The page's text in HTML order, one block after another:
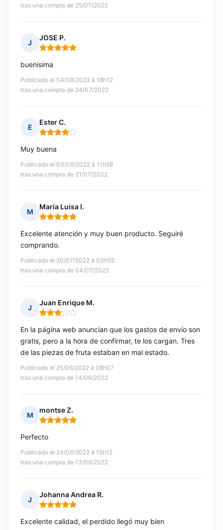
tras una compra de 25/07/2022
J
JOSE P.
Nota: 5 de 5
Publicado el 04/08/2022 à 18h12
tras una compra de 24/07/2022
buenisima
E
Ester C.
Nota: 4 de 5
Publicado el 03/08/2022 à 11h58
tras una compra de 21/07/2022
Muy buena
M
María Luisa I.
Nota: 5 de 5
Publicado el 20/07/2022 à 03h55
tras una compra de 04/07/2022
Excelente atención y muy buen producto. Seguiré
comprando.
J
Juan Enrique M.
Nota: 3 de 5
Publicado el 25/06/2022 à 08h07
tras una compra de 14/06/2022
En la página web anuncian que los gastos de envío son
gratis, pero a la hora de confirmar, te los cargan. Tres
de las piezas de fruta estaban en mal estado.
M
montse Z.
Nota: 5 de 5
Publicado el 24/06/2022 à 15h12
tras una compra de 13/06/2022
Perfecto
J
Johanna Andrea R.
Nota: 5 de 5
Excelente calidad, el perdido llegó muy bien